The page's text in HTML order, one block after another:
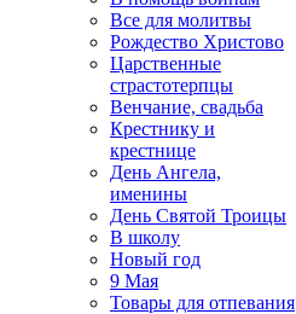
Все для молитвы
Рождество Христово
Царственные
страстотерпцы
Венчание, свадьба
Крестнику и
крестнице
День Ангела,
именины
День Святой Троицы
В школу
Новый год
9 Мая
Товары для отпевания